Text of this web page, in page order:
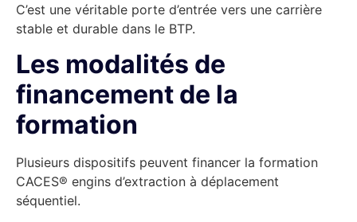
C’est une véritable porte d’entrée vers une carrière
stable et durable dans le BTP.
Les modalités de
financement de la
formation
Plusieurs dispositifs peuvent financer la formation
CACES® engins d’extraction à déplacement
séquentiel.